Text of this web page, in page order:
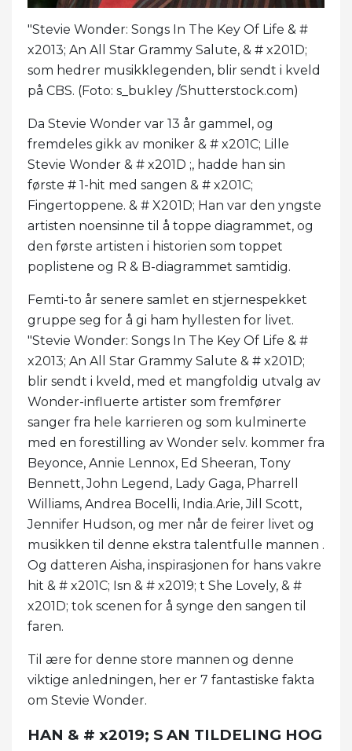
"Stevie Wonder: Songs In The Key Of Life & #
x2013; An All Star Grammy Salute, & # x201D;
som hedrer musikklegenden, blir sendt i kveld
på CBS. (Foto: s_bukley /Shutterstock.com)
Da Stevie Wonder var 13 år gammel, og
fremdeles gikk av moniker & # x201C; Lille
Stevie Wonder & # x201D ;, hadde han sin
første # 1-hit med sangen & # x201C;
Fingertoppene. & # X201D; Han var den yngste
artisten noensinne til å toppe diagrammet, og
den første artisten i historien som toppet
poplistene og R & B-diagrammet samtidig.
Femti-to år senere samlet en stjernespekket
gruppe seg for å gi ham hyllesten for livet.
"Stevie Wonder: Songs In The Key Of Life & #
x2013; An All Star Grammy Salute & # x201D;
blir sendt i kveld, med et mangfoldig utvalg av
Wonder-influerte artister som fremfører
sanger fra hele karrieren og som kulminerte
med en forestilling av Wonder selv. kommer fra
Beyonce, Annie Lennox, Ed Sheeran, Tony
Bennett, John Legend, Lady Gaga, Pharrell
Williams, Andrea Bocelli, India.Arie, Jill Scott,
Jennifer Hudson, og mer når de feirer livet og
musikken til denne ekstra talentfulle mannen .
Og datteren Aisha, inspirasjonen for hans vakre
hit & # x201C; Isn & # x2019; t She Lovely, & #
x201D; tok scenen for å synge den sangen til
faren.
Til ære for denne store mannen og denne
viktige anledningen, her er 7 fantastiske fakta
om Stevie Wonder.
HAN & # x2019; S AN TILDELING HOG